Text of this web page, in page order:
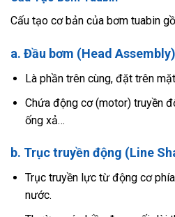
Cấu tạo cơ bản của bơm tuabin
a. Đầu bơm (Head Assembly)
Là phần trên cùng, đặt trên
Chứa động cơ (motor) truyền
ống xả…
b. Trục truyền động (Line
Trục truyền lực từ động cơ
nước.